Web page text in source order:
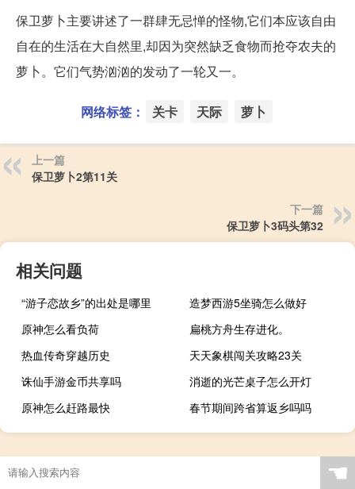
保卫萝卜主要讲述了一群肆无忌惮的怪物,它们本应该自由
自在的生活在大自然里,却因为突然缺乏食物而抢夺农夫的
萝卜。它们气势汹汹的发动了一轮又一。
网络标签： 关卡 天际 萝卜
上一篇
保卫萝卜2第11关
下一篇
保卫萝卜3码头第32
相关问题
“游子恋故乡”的出处是哪里
造梦西游5坐骑怎么做好
原神怎么看负荷
扁桃方舟生存进化。
热血传奇穿越历史
天天象棋闯关攻略23关
诛仙手游金币共享吗
消逝的光芒桌子怎么开灯
原神怎么赶路最快
春节期间跨省算返乡吗吗
☚